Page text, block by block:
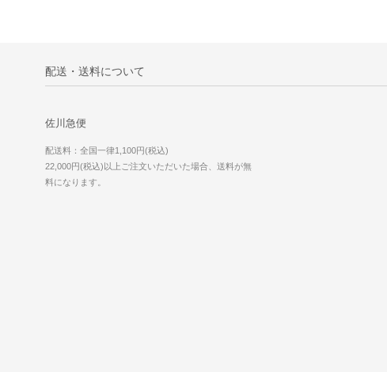
配送・送料について
佐川急便
配送料：全国一律1,100円(税込)
22,000円(税込)以上ご注文いただいた場合、送料が無
料になります。